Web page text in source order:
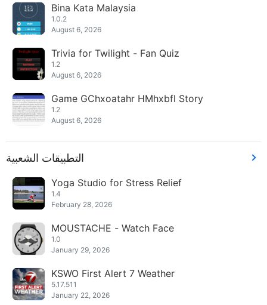
Bina Kata Malaysia
1.0.2
August 6, 2026
Trivia for Twilight - Fan Quiz
1.2
August 6, 2026
Game GChxoatahr HMhxbfl Story
1.2
August 6, 2026
التطبيقات الشعبية
Yoga Studio for Stress Relief
1.4
February 28, 2026
MOUSTACHE - Watch Face
1.0
January 29, 2026
KSWO First Alert 7 Weather
5.17.511
January 22, 2026